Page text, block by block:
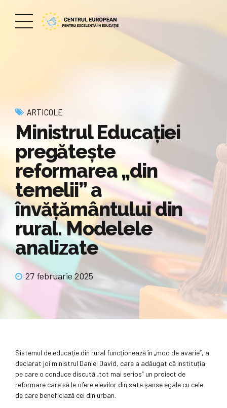
ARTICOLE
Ministrul Educaţiei
pregătește
reformarea „din
temelii” a
învățământului din
rural. Modelele
analizate
27 februarie 2025
Sistemul de educaţie din rural funcţionează în „mod de avarie”, a
declarat joi ministrul Daniel David, care a adăugat că instituția
pe care o conduce discută „tot mai serios” un proiect de
reformare care să le ofere elevilor din sate şanse egale cu cele
de care beneficiază cei din urban.